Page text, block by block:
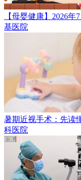
【母婴健康】2026
基医院
暑期近视手术：先读
科医院